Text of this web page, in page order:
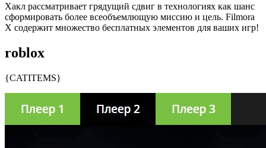
Хакл рассматривает грядущий сдвиг в технологиях как шанс
сформировать более всеобъемлющую миссию и цель. Filmora
X содержит множество бесплатных элементов для ваших игр!
roblox
{CATITEMS}